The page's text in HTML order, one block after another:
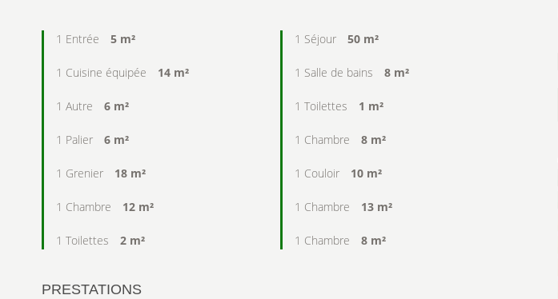
1 Entrée 5 m² 1 Séjour 50 m²
1 Cuisine équipée 14 m² 1 Salle de bains 8 m²
1 Autre 6 m² 1 Toilettes 1 m²
1 Palier 6 m² 1 Chambre 8 m²
1 Grenier 18 m² 1 Couloir 10 m²
1 Chambre 12 m² 1 Chambre 13 m²
1 Toilettes 2 m² 1 Chambre 8 m²
PRESTATIONS